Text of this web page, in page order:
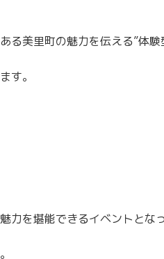
る美里町の魅力を伝える”体験
す。
力を堪能できるイベントとな